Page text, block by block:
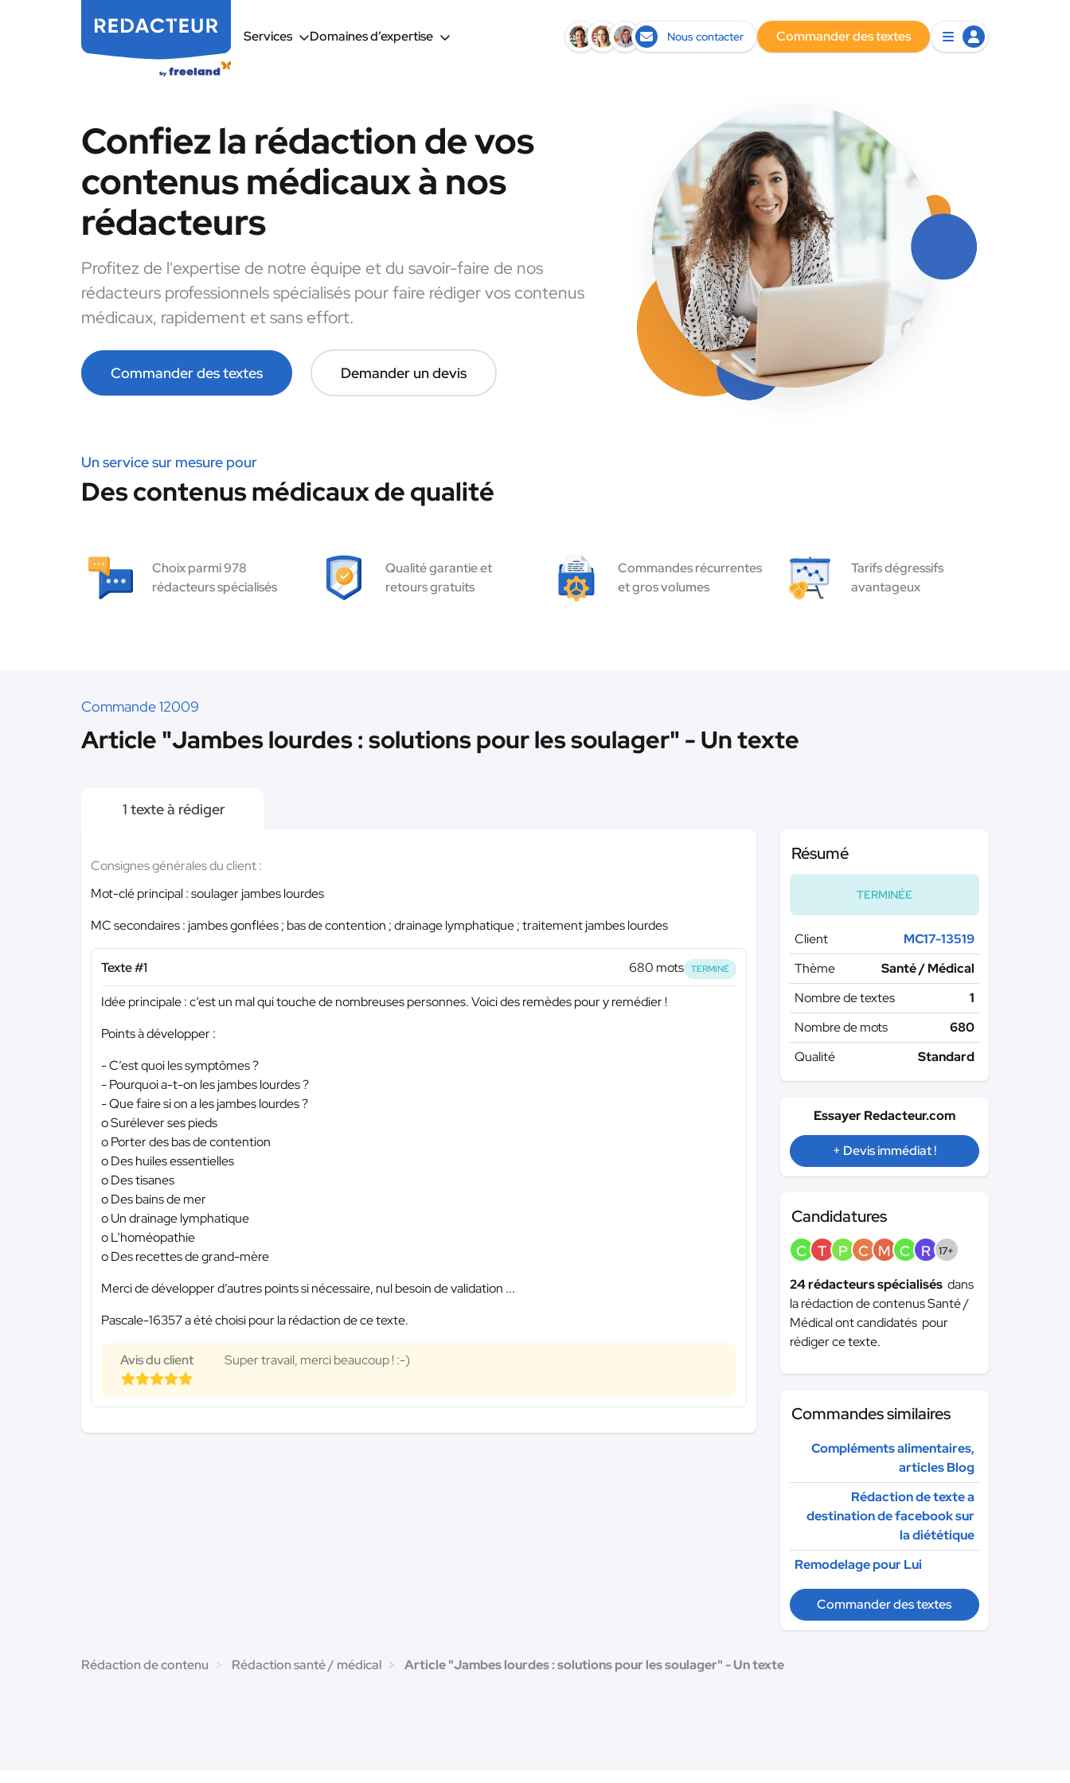
Services Domaines d’expertise Nous contacter Commander des textes
Confiez la rédaction de vos
contenus médicaux à nos
rédacteurs
Profitez de l'expertise de notre équipe et du savoir-faire de nos
rédacteurs professionnels spécialisés pour faire rédiger vos contenus
médicaux, rapidement et sans effort.
Commander des textes Demander un devis
Un service sur mesure pour
Des contenus médicaux de qualité
Choix parmi 978
rédacteurs spécialisés
Qualité garantie et
retours gratuits
Commandes récurrentes
et gros volumes
Tarifs dégressifs
avantageux
Commande 12009
Article "Jambes lourdes : solutions pour les soulager" - Un texte
1 texte à rédiger
Consignes générales du client :
Mot-clé principal : soulager jambes lourdes
MC secondaires : jambes gonflées ; bas de contention ; drainage lymphatique ; traitement jambes lourdes
Texte #1 680 mots TERMINÉ
Idée principale : c’est un mal qui touche de nombreuses personnes. Voici des remèdes pour y remédier !
Points à développer :
- C’est quoi les symptômes ?
- Pourquoi a-t-on les jambes lourdes ?
- Que faire si on a les jambes lourdes ?
o Surélever ses pieds
o Porter des bas de contention
o Des huiles essentielles
o Des tisanes
o Des bains de mer
o Un drainage lymphatique
o L’homéopathie
o Des recettes de grand-mère
Merci de développer d’autres points si nécessaire, nul besoin de validation ...
Pascale-16357 a été choisi pour la rédaction de ce texte.
Avis du client Super travail, merci beaucoup ! :-)
Résumé
TERMINÉE
Client
MC17-13519
Thème
Santé / Médical
Nombre de textes
1
Nombre de mots
680
Qualité
Standard
Essayer Redacteur.com
+ Devis immédiat !
Candidatures
C T P C M C R 17+
24 rédacteurs spécialisés dans
la rédaction de contenus Santé /
Médical ont candidatés pour
rédiger ce texte.
Commandes similaires
Compléments alimentaires,
articles Blog
Rédaction de texte a
destination de facebook sur
la diététique
Remodelage pour Lui
Commander des textes
Rédaction de contenu Rédaction santé / médical Article "Jambes lourdes : solutions pour les soulager" - Un texte